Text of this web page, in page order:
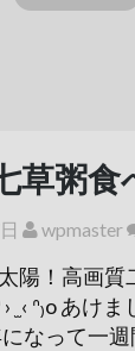
草粥
wpmaster
陽！高画
‹ ᐢ₎o あけ
なって一